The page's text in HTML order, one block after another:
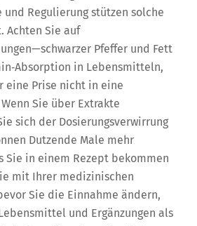
und Regulierung stützen solche
Achten Sie auf
Pfeffer und Fett
in Lebensmitteln,
eine Prise nicht in eine
Sie über Extrakte
sich der Dosierungsverwirrung
Dutzende Male mehr
Sie in einem Rezept bekommen
mit Ihrer medizinischen
Sie die Einnahme ändern,
und Ergänzungen als